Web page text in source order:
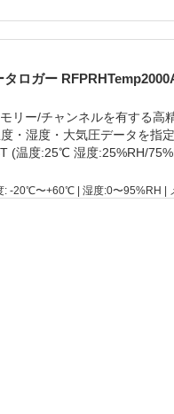
ロガー
リー/チャンネルを有する高
・湿度・大気圧データを指
(温度:25℃ 湿度:25%RH/
-20℃〜+60℃ | 湿度:0〜95%RH |